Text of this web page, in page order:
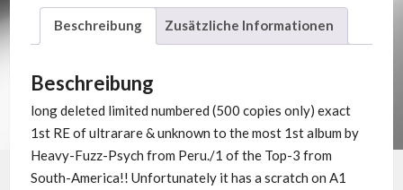
Beschreibung Zusätzliche Informationen
Beschreibung
long deleted limited numbered (500 copies only) exact
1st RE of ultrarare & unknown to the most 1st album by
Heavy-Fuzz-Psych from Peru./1 of the Top-3 from
South-America!! Unfortunately it has a scratch on A1